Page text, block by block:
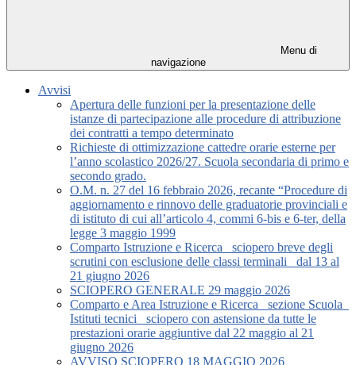
Menu di
navigazione
Avvisi
Apertura delle funzioni per la presentazione delle
istanze di partecipazione alle procedure di attribuzione
dei contratti a tempo determinato
Richieste di ottimizzazione cattedre orarie esterne per
l’anno scolastico 2026/27. Scuola secondaria di primo e
secondo grado.
O.M. n. 27 del 16 febbraio 2026, recante “Procedure di
aggiornamento e rinnovo delle graduatorie provinciali e
di istituto di cui all’articolo 4, commi 6-bis e 6-ter, della
legge 3 maggio 1999
Comparto Istruzione e Ricerca_ sciopero breve degli
scrutini con esclusione delle classi terminali_ dal 13 al
21 giugno 2026
SCIOPERO GENERALE 29 maggio 2026
Comparto e Area Istruzione e Ricerca_ sezione Scuola_
Istituti tecnici_ sciopero con astensione da tutte le
prestazioni orarie aggiuntive dal 22 maggio al 21
giugno 2026
AVVISO SCIOPERO 18 MAGGIO 2026